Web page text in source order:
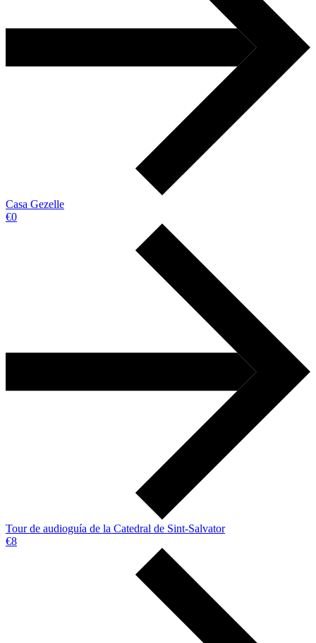
Casa Gezelle
€0
Tour de audioguía de la Catedral de Sint-Salvator
€8